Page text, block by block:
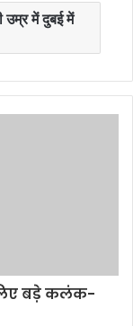
उम्र में दुबई में
बड़े कलंक-